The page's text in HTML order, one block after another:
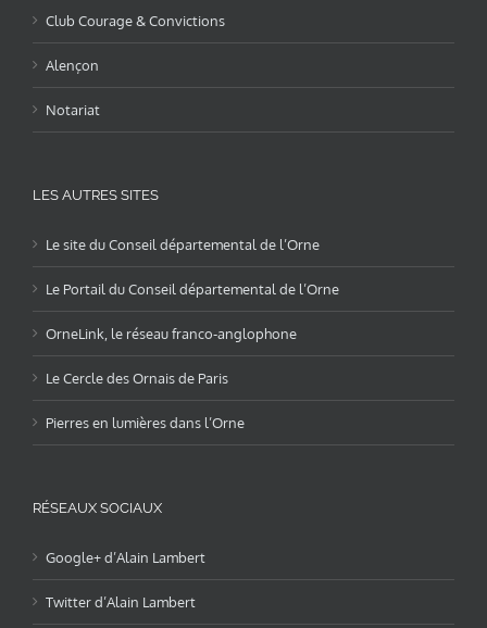
Club Courage & Convictions
Alençon
Notariat
LES AUTRES SITES
Le site du Conseil départemental de l’Orne
Le Portail du Conseil départemental de l’Orne
OrneLink, le réseau franco-anglophone
Le Cercle des Ornais de Paris
Pierres en lumières dans l’Orne
RÉSEAUX SOCIAUX
Google+ d’Alain Lambert
Twitter d’Alain Lambert